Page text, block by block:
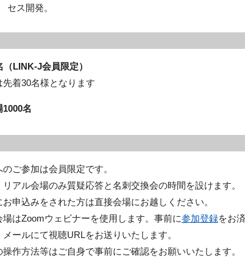
セス開発。
（LINK-J会員限定）
先着30名様となります
名
のご参加は会員限定です。
リアル会場のみ質疑応答と名刺交換会の時間を設けます。
お申込みをされた方は直接会場にお越しください。
場はZoomウェビナーを使用します。事前に参加登録をお
メールにて視聴URLをお送りいたします。
操作方法等はご自身で事前にご確認をお願いいたします。